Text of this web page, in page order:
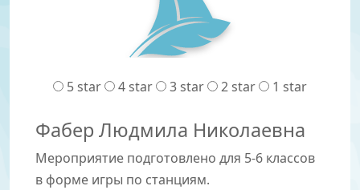
5 star 4 star 3 star 2 star 1 star
Фабер Людмила Николаевна
Мероприятие подготовлено для 5-6 классов
в форме игры по станциям.